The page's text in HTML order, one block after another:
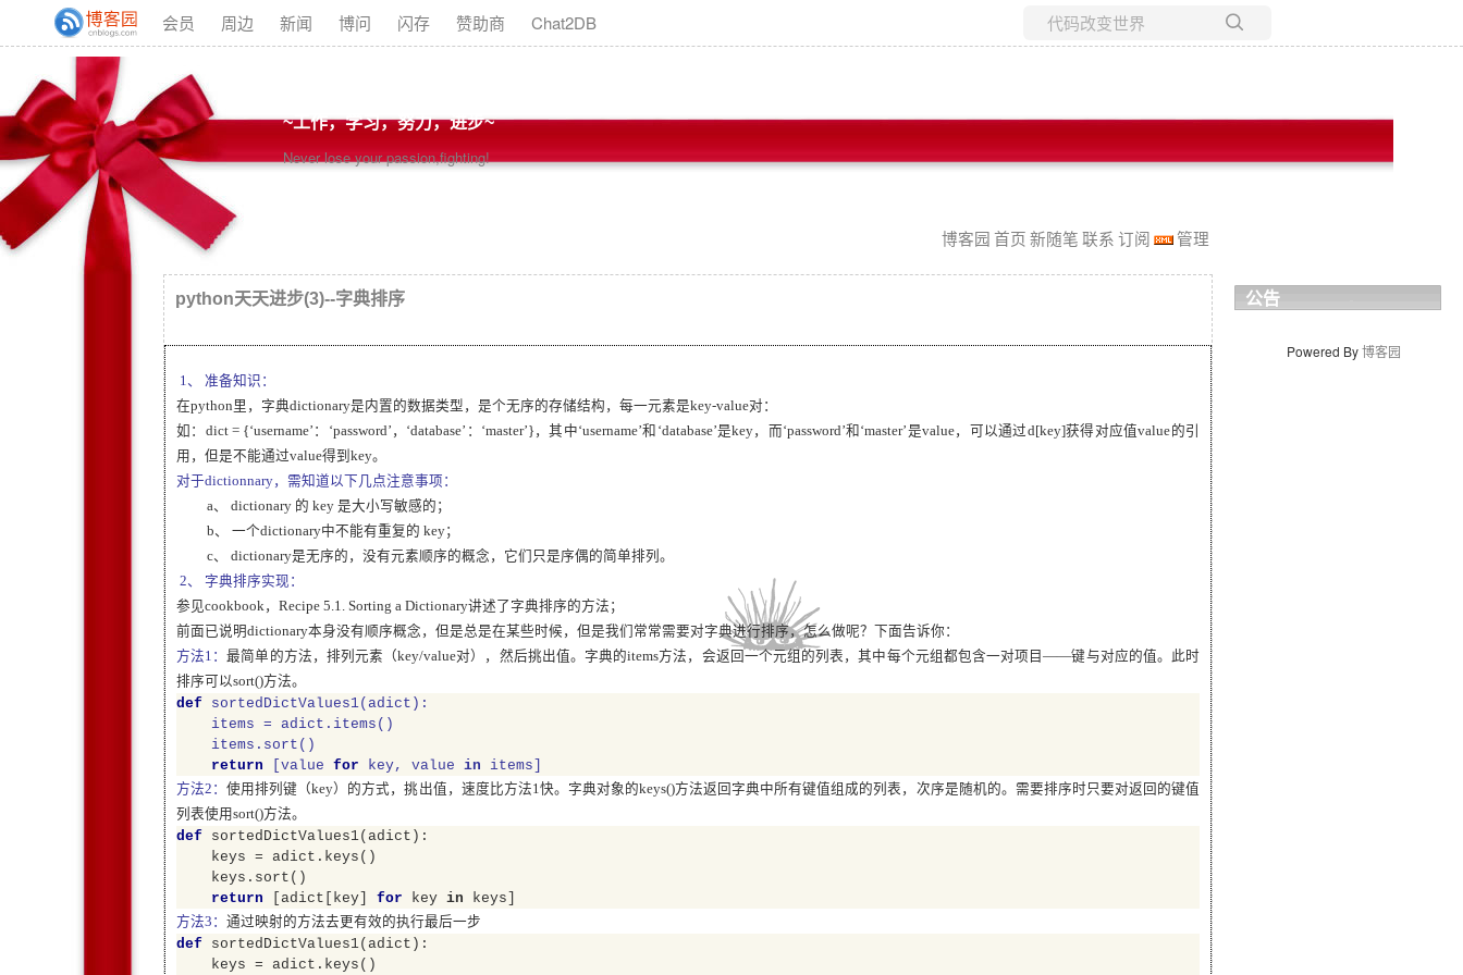
会员 周边 新闻 博问 闪存 赞助商 Chat2DB
~工作，学习，努力，进步~
Never lose your passion,fighting!
博客园首页新随笔联系订阅 管理
python天天进步(3)--字典排序
1、 准备知识：
在python里，字典dictionary是内置的数据类型，是个无序的存储结构，每一元素是key-value对：
如：dict = {‘username’：‘password’，‘database’：‘master’}，其中‘username’和‘database’是key，而‘password’和‘master’是value，可以通过d[key]获得对应值value的引
用，但是不能通过value得到key。
对于dictionnary，需知道以下几点注意事项：
a、 dictionary 的 key 是大小写敏感的 ；
b、 一个dictionary中不能有重复的 key；
c、 dictionary是无序的，没有元素顺序的概念， 它们只是序偶的简单排列 。
2、 字典排序实现：
参见cookbook， Recipe 5.1. Sorting a Dictionary讲述了字典排序的方法；
前面已说明dictionary本身没有顺序概念，但是总是在某些时候，但是我们常常需要对字典进行排序，怎么做呢？下面告诉你：
方法1：最简单的方法， 排列元素（key/value对） ， 然后挑出值。 字典的items方法，会返回一个元组的列表，其中每个元组都包含一对项目——键与对应的值。此时
排序可以sort()方法。
def sortedDictValues1(adict):
items = adict.items()
items.sort()
return [value for key, value in items]
方法2：使用排列键 （key） 的方式，挑出值，速度比方法1快。 字典对象的keys()方法返回字典中所有键值组成的列表，次序是随机的。需要排序时只要对返回的键值
列表使用sort()方法。
def sortedDictValues1(adict):
keys = adict.keys()
keys.sort()
return [adict[key] for key in keys]
方法3： 通过映射的方法去更有效的执行最后一步
def sortedDictValues1(adict):
keys = adict.keys()
公告
Powered By博客园